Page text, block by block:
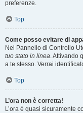
preferenze.
Top
Come posso evitare di
Nel Pannello di Controllo
tuo stato in linea. Attivando
a te stesso. Verrai
Top
L’ora non è corretta!
L’ora è quasi sicuramente